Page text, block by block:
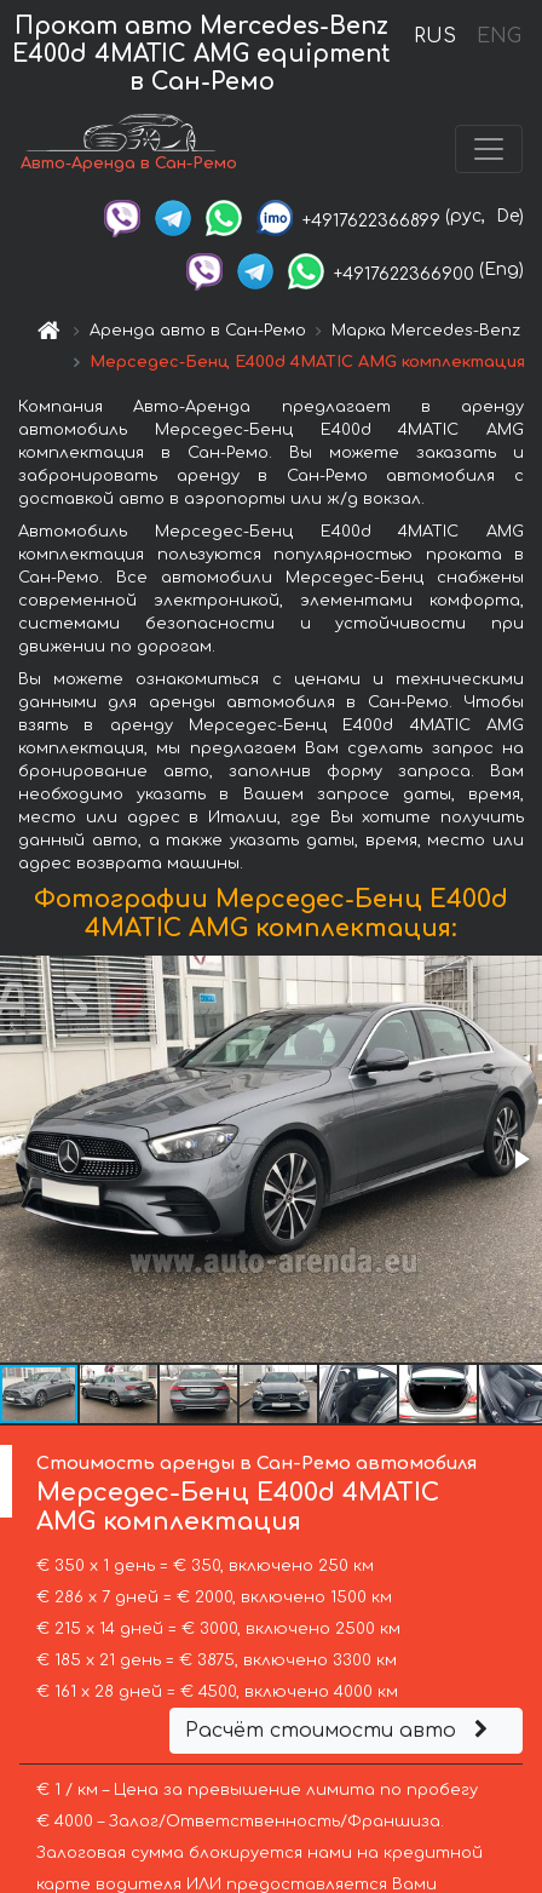
RUS ENG
Прокат авто Mercedes-Benz
E400d 4MATIC AMG equipment
в Сан-Ремо
Авто-Аренда в Сан-Ремо
+4917622366899 (рус, De)
+4917622366900 (Eng)
Аренда авто в Сан-Ремо
Марка Mercedes-Benz
Мерседес-Бенц E400d 4MATIC AMG комплектация
Компания Авто-Аренда предлагает в аренду
автомобиль Мерседес-Бенц E400d 4MATIC AMG
комплектация в Сан-Ремо. Вы можете заказать и
забронировать аренду в Сан-Ремо автомобиля с
доставкой авто в аэропорты или ж/д вокзал.
Автомобиль Мерседес-Бенц E400d 4MATIC AMG
комплектация пользуются популярностью проката в
Сан-Ремо. Все автомобили Мерседес-Бенц снабжены
современной электроникой, элементами комфорта,
системами безопасности и устойчивости при
движении по дорогам.
Вы можете ознакомиться с ценами и техническими
данными для аренды автомобиля в Сан-Ремо. Чтобы
взять в аренду Мерседес-Бенц E400d 4MATIC AMG
комплектация, мы предлагаем Вам сделать запрос на
бронирование авто, заполнив форму запроса. Вам
необходимо указать в Вашем запросе даты, время,
место или адрес в Италии, где Вы хотите получить
данный авто, а также указать даты, время, место или
адрес возврата машины.
Фотографии Мерседес-Бенц E400d
4MATIC AMG комплектация:
Стоимость аренды в Сан-Ремо автомобиля
Мерседес-Бенц E400d 4MATIC
AMG комплектация
€ 350 х 1 день = € 350, включено 250 км
€ 286 х 7 дней = € 2000, включено 1500 км
€ 215 х 14 дней = € 3000, включено 2500 км
€ 185 х 21 день = € 3875, включено 3300 км
€ 161 х 28 дней = € 4500, включено 4000 км
Расчёт стоимости авто
€ 1 / км – Цена за превышение лимита по пробегу
€ 4000 – Залог/Ответственность/Франшиза.
Залоговая сумма блокируется нами на кредитной
карте водителя ИЛИ предоставляется Вами